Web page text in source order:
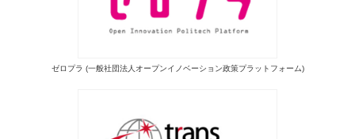
ゼロプラ (一般社団法人オープンイノベーション政策プラットフォーム)